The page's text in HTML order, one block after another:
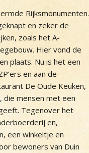
Rijksmonumenten.
en zeker de
zoals het A-
Hier vond de
plaats. Nu is het een
en aan de
De Oude Keuken,
die mensen met een
Tegenover het
en,
een winkeltje en
bewoners van Duin